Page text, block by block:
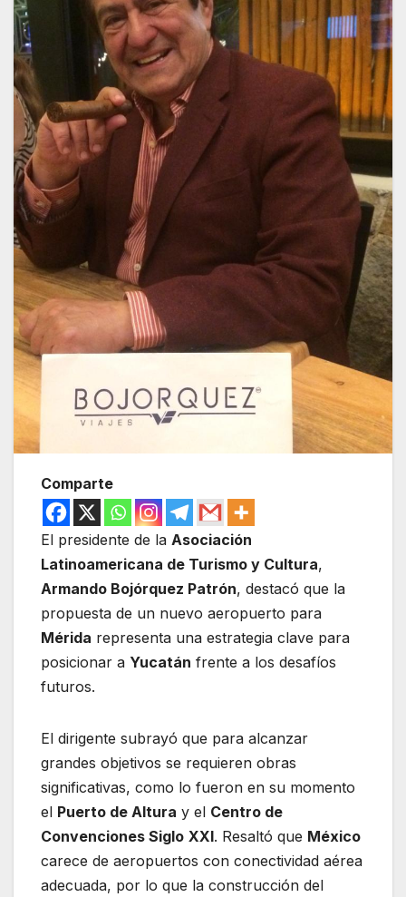
Comparte
El presidente de la Asociación
Latinoamericana de Turismo y Cultura,
Armando Bojórquez Patrón, destacó que la
propuesta de un nuevo aeropuerto para
Mérida representa una estrategia clave para
posicionar a Yucatán frente a los desafíos
futuros.
El dirigente subrayó que para alcanzar
grandes objetivos se requieren obras
significativas, como lo fueron en su momento
el Puerto de Altura y el Centro de
Convenciones Siglo XXI. Resaltó que México
carece de aeropuertos con conectividad aérea
adecuada, por lo que la construcción del